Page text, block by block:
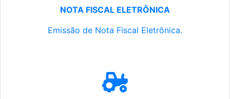
NOTA FISCAL ELETRÔNICA
Emissão de Nota Fiscal Eletrônica.